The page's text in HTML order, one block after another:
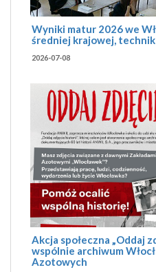
Wyniki matur 2026 we
średniej krajowej,
2026-07-08
Akcja społeczna „Oddaj
wspólnie archiwum
Azotowych